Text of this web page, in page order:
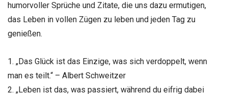
humorvoller Sprüche und Zitate, die uns dazu ermutigen,
das Leben in vollen Zügen zu leben und jeden Tag zu
genießen.
1. „Das Glück ist das Einzige, was sich verdoppelt, wenn
man es teilt.“ – Albert Schweitzer
2. „Leben ist das, was passiert, während du eifrig dabei